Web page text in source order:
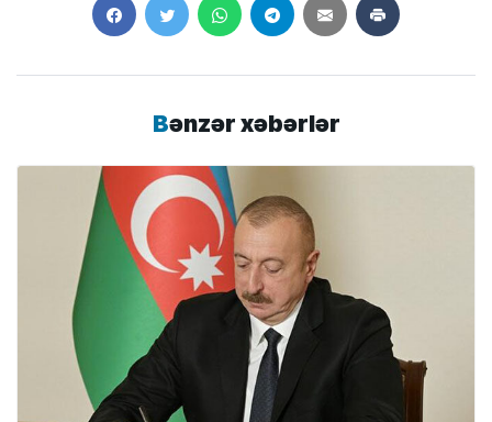
Bənzər xəbərlər